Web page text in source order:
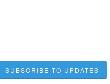
SUBSCRIBE TO UPDATES